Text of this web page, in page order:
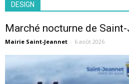
DESIGN
Marché nocturne de Saint-
Mairie Saint-Jeannet - 6 août 2026